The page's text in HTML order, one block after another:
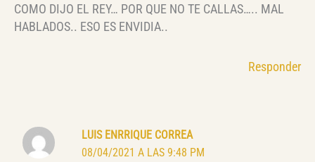
COMO DIJO EL REY… POR QUE NO TE CALLAS….. MAL
HABLADOS.. ESO ES ENVIDIA..
Responder
LUIS ENRRIQUE CORREA
08/04/2021 A LAS 9:48 PM